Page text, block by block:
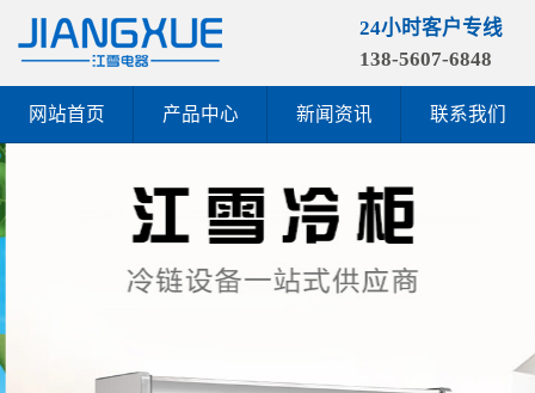
24小时客户专线
138-5607-6848
网站首页 产品中心 新闻资讯 联系我们